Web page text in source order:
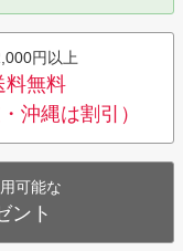
円以上
料無料
沖縄は割引）
可能な
ント